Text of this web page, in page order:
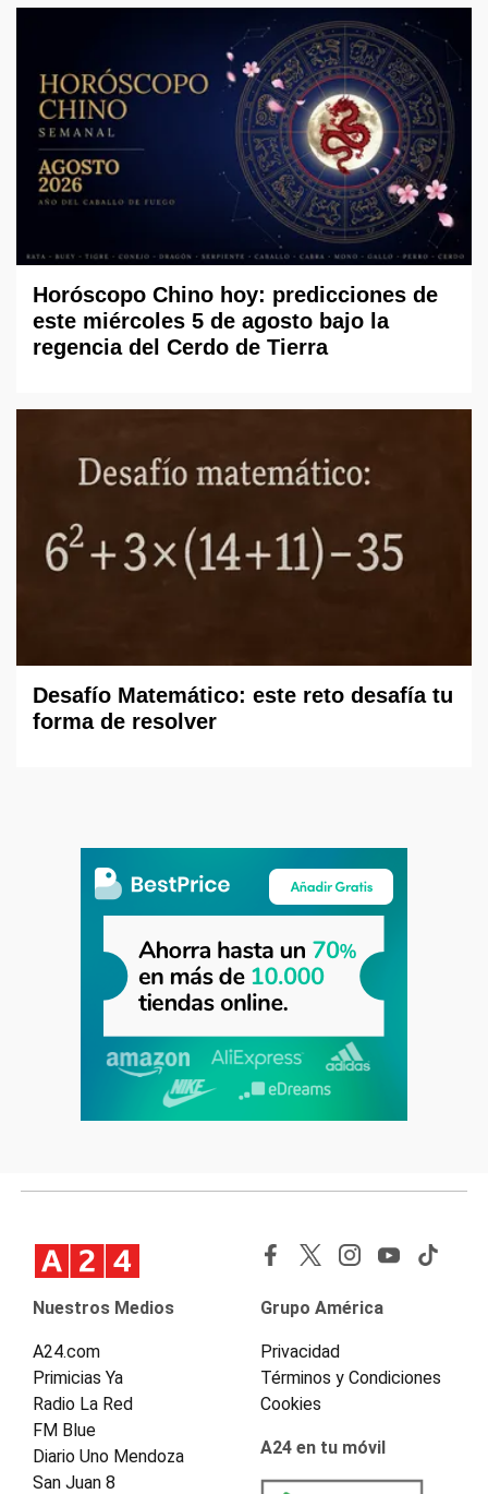
Horóscopo Chino hoy: predicciones de
este miércoles 5 de agosto bajo la
regencia del Cerdo de Tierra
Desafío Matemático: este reto desafía tu
forma de resolver
Nuestros Medios
A24.com
Primicias Ya
Radio La Red
FM Blue
Diario Uno Mendoza
San Juan 8
Grupo América
Privacidad
Términos y Condiciones
Cookies
A24 en tu móvil